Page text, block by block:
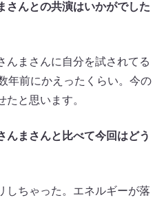
んとの共演はいかがでした
まさんに自分を試されてる
年前にかえったくらい。今の
たと思います。
まさんと比べて今回はどう
しちゃった。エネルギーが落